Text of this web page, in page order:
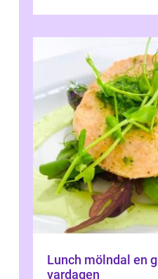
Lunch mölndal en guide till god mat i
vardagen